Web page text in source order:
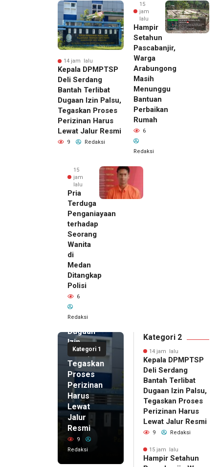
14 jam lalu
Kepala DPMPTSP
Deli Serdang
Bantah Terlibat
Dugaan Izin Palsu,
Tegaskan Proses
Perizinan Harus
Lewat Jalur Resmi
9 Redaksi
15
jam
lalu
Hampir
Setahun
Pascabanjir,
Warga
Arabungong
Masih
Menunggu
Bantuan
Perbaikan
Rumah
6
Redaksi
15
jam
lalu
Pria
Terduga
Penganiayaan
terhadap
Seorang
Wanita
di
Medan
Ditangkap
Polisi
6
Redaksi
Kategori 1
14 jam lalu
Kepala
DPMPTSP
Deli
Serdang
Bantah
Terlibat
Dugaan
Izin
Palsu,
Tegaskan
Proses
Perizinan
Harus
Lewat
Jalur
Resmi
9
Redaksi
Kategori 2
14 jam lalu
Kepala DPMPTSP
Deli Serdang
Bantah Terlibat
Dugaan Izin Palsu,
Tegaskan Proses
Perizinan Harus
Lewat Jalur Resmi
9 Redaksi
15 jam lalu
Hampir Setahun